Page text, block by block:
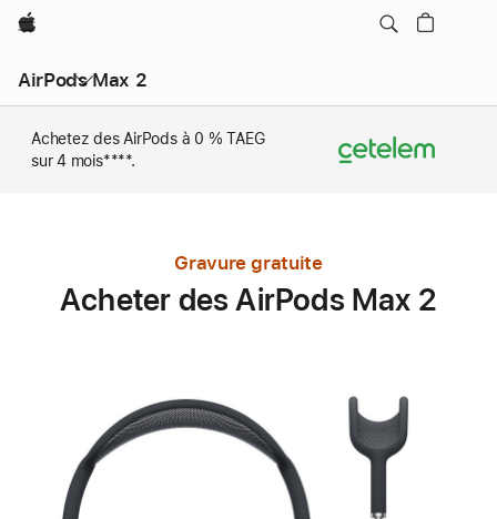
Apple
AirPods Max 2
Achetez des AirPods à 0 % TAEG
sur 4 moisNote
****.
Gravure gratuite
Acheter des AirPods Max 2